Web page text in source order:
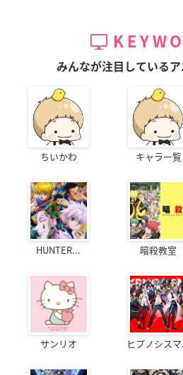
みんなが注目している
ちいかわ キャラ一覧
HUNTER... 暗殺教室
サンリオ ヒプノシス